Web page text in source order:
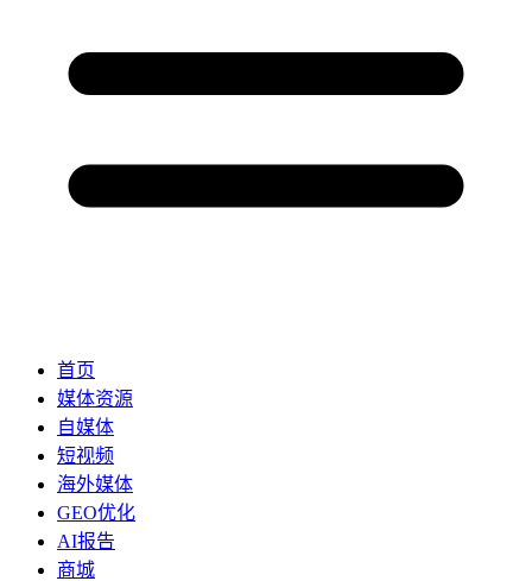
首页
媒体资源
自媒体
短视频
海外媒体
GEO优化
AI报告
商城